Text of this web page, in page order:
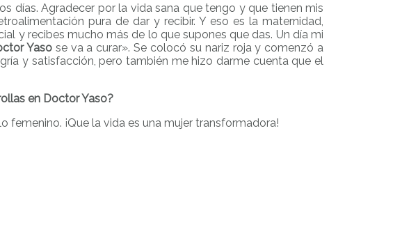
días. Agradecer por la vida sana que tengo y que tienen mis
pura de dar y recibir. Y eso es la maternidad,
y recibes mucho más de lo que supones que das. Un día mi
Yasose va a curar». Se colocó su nariz roja y comenzó a
y satisfacción, pero también me hizo darme cuenta que el
en Doctor Yaso?
¡Que la vida es una mujer transformadora!